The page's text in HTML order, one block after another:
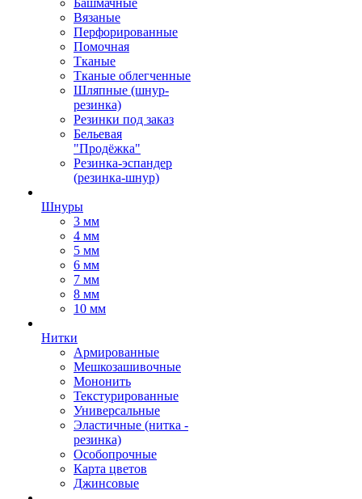
Башмачные
Вязаные
Перфорированные
Помочная
Тканые
Тканые облегченные
Шляпные (шнур-
резинка)
Резинки под заказ
Бельевая
"Продёжка"
Резинка-эспандер
(резинка-шнур)
Шнуры
3 мм
4 мм
5 мм
6 мм
7 мм
8 мм
10 мм
Нитки
Армированные
Мешкозашивочные
Мононить
Текстурированные
Универсальные
Эластичные (нитка -
резинка)
Особопрочные
Карта цветов
Джинсовые